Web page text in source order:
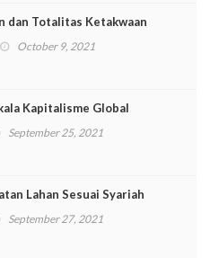
dan Totalitas Ketakwaan
October 9, 2021
Kapitalisme Global
September 25, 2021
Lahan Sesuai Syariah
September 27, 2021